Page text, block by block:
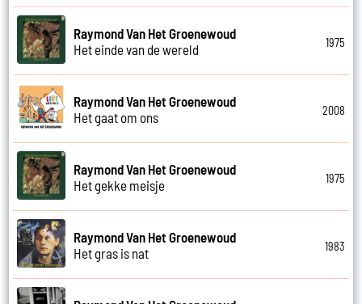
Raymond Van Het Groenewoud
Het einde van de wereld
1975
Raymond Van Het Groenewoud
Het gaat om ons
2008
Raymond Van Het Groenewoud
Het gekke meisje
1975
Raymond Van Het Groenewoud
Het gras is nat
1983